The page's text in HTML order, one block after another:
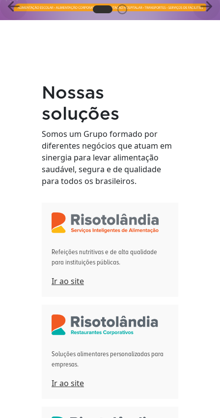
Anterior
Nossas
soluções
Somos um Grupo formado por
diferentes negócios que atuam em
sinergia para levar alimentação
saudável, segura e de qualidade
para todos os brasileiros.
Refeições nutritivas e de alta qualidade
para instituições públicas.
Ir ao site
Soluções alimentares personalizadas para
empresas.
Ir ao site